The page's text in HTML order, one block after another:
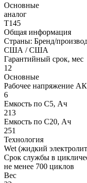
Основные
аналог
T145
Общая информация
Страны: Бренд/
США / США
Гарантийный срок, мес
12
Основные
Рабочее напряжение
6
Емкость по С5, Ач
213
Емкость по С20, Ач
251
Технология
Wet (жидкий
Срок службы в
не менее 700 циклов
Вес